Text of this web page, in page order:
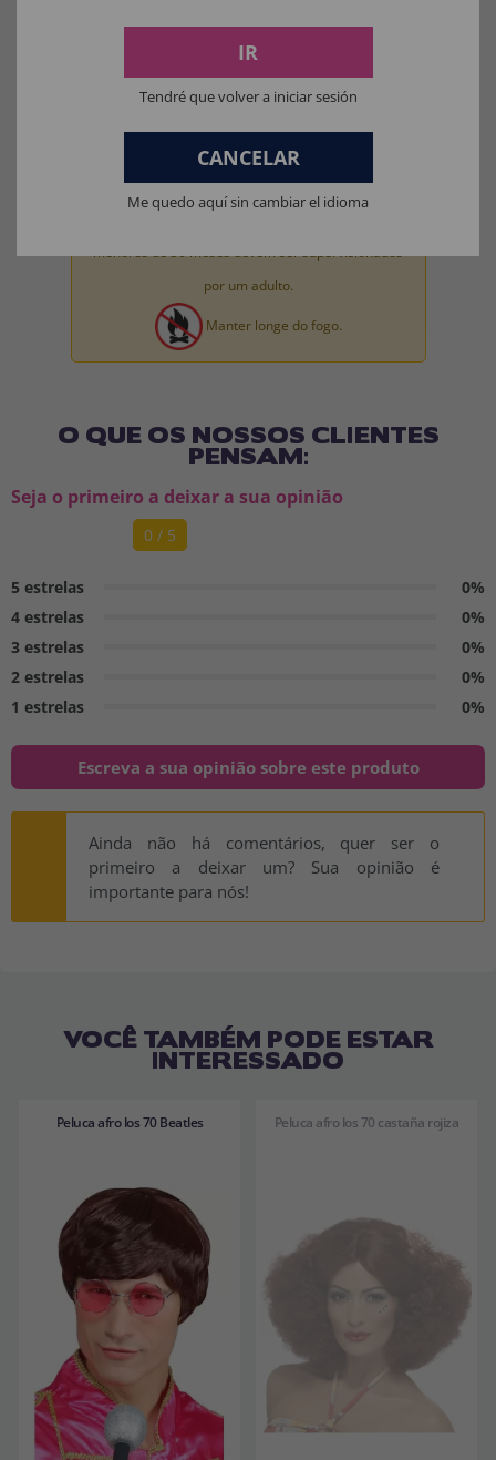
Materiais da máscara: 100% LÁTEX.
Materiais de brinquedo para fantasia completa: 100% PVC.
menores de 36 meses devem ser supervisionados
por um adulto.
Manter longe do fogo.
O QUE OS NOSSOS CLIENTES
PENSAM:
Seja o primeiro a deixar a sua opinião
0 / 5
5 estrelas
0%
4 estrelas
0%
3 estrelas
0%
2 estrelas
0%
1 estrelas
0%
Escreva a sua opinião sobre este produto
Ainda não há comentários, quer ser o
primeiro a deixar um? Sua opinião é
importante para nós!
VOCÊ TAMBÉM PODE ESTAR
INTERESSADO
Peluca afro los 70 Beatles Peluca afro los 70 castaña rojiza
IR
Tendré que volver a iniciar sesión
CANCELAR
Me quedo aquí sin cambiar el idioma